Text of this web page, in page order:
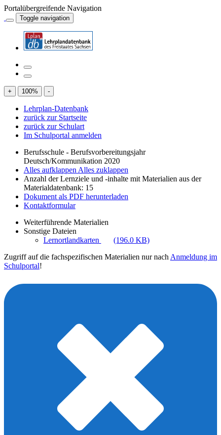
Portalübergreifende Navigation
Toggle navigation
+ 100% -
Lehrplan-Datenbank
zurück zur Startseite
zurück zur Schulart
Im Schulportal anmelden
Berufsschule - Berufsvorbereitungsjahr
Deutsch/Kommunikation 2020
Alles aufklappen Alles zuklappen
Anzahl der Lernziele und -inhalte mit Materialien aus der
Materialdatenbank: 15
Dokument als PDF herunterladen
Kontaktformular
Weiterführende Materialien
Sonstige Dateien
Lernortlandkarten
(196.0 KB)
Zugriff auf die fachspezifischen Materialien nur nach Anmeldung im
Schulportal!